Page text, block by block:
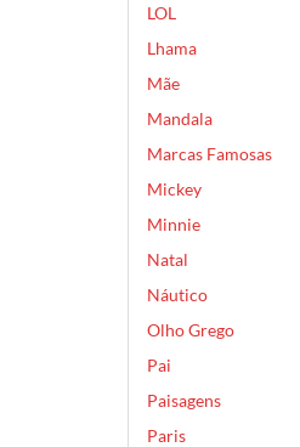
LOL
Lhama
Mãe
Mandala
Marcas Famosas
Mickey
Minnie
Natal
Náutico
Olho Grego
Pai
Paisagens
Paris